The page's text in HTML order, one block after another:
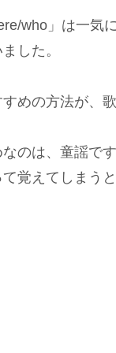
who」は一気
した。
めの方法が、
のは、童謡で
覚えてしまう